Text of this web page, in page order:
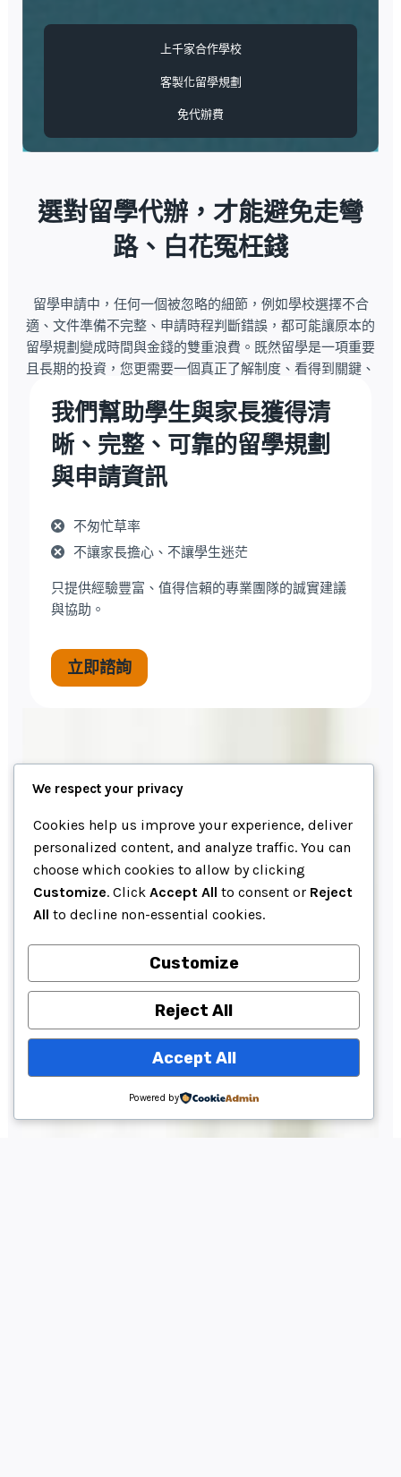
上千家合作學校
客製化留學規劃
免代辦費
選對留學代辦，才能避免走彎
路、白花冤枉錢
留學申請中，任何一個被忽略的細節，例如學校選擇不合
適、文件準備不完整、申請時程判斷錯誤，都可能讓原本的
留學規劃變成時間與金錢的雙重浪費。既然留學是一項重要
且長期的投資，您更需要一個真正了解制度、看得到關鍵、
我們幫助學生與家長獲得清
晰、完整、可靠的留學規劃
與申請資訊
不匆忙草率
不讓家長擔心、不讓學生迷茫
只提供經驗豐富、值得信賴的專業團隊的誠實建議
與協助。
立即諮詢
We respect your privacy
Cookies help us improve your experience, deliver
personalized content, and analyze traffic. You can
choose which cookies to allow by clicking
Customize. Click Accept All to consent or Reject
All to decline non-essential cookies.
Customize
Reject All
Accept All
Powered by